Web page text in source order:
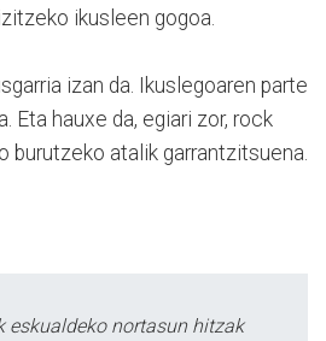
ikusleen gogoa.
izan da. Ikuslegoaren parte
Eta hauxe da, egiari zor, rock
burutzeko atalik garrantzitsuena.
eskualdeko nortasun hitzak